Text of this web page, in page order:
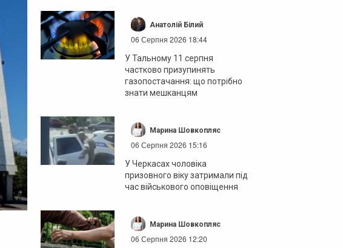
Анатолій Білий
06 Серпня 2026 18:44
У Тальному 11 серпня
частково призупинять
газопостачання: що потрібно
знати мешканцям
Марина Шовкопляс
06 Серпня 2026 15:16
У Черкасах чоловіка
призовного віку затримали під
час військового оповіщення
Марина Шовкопляс
06 Серпня 2026 12:20